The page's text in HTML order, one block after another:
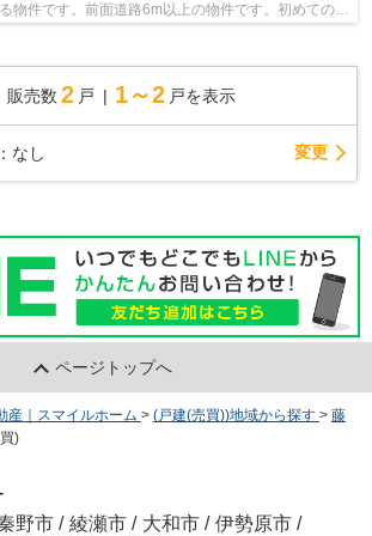
物件です。前面道路6m以上の物件です。初めてのマ
販売数 2 戸 1～2 戸を表示
なし 変更
ページトップへ
産｜スマイルホーム > (戸建(売買))地域から探す > 藤
)
野市 / 綾瀬市 / 大和市 / 伊勢原市 /